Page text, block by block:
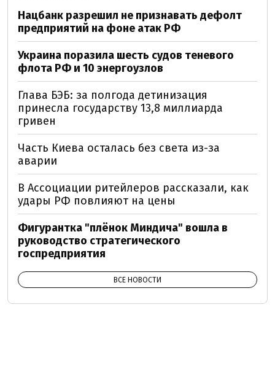
Нацбанк разрешил не признавать дефолт
предприятий на фоне атак РФ
Украина поразила шесть судов теневого
флота РФ и 10 энергоузлов
Глава БЭБ: за полгода детинизация
принесла государству 13,8 миллиарда
гривен
Часть Киева осталась без света из-за
аварии
В Ассоциации ритейлеров рассказали, как
удары РФ повлияют на цены
Фигурантка "плёнок Миндича" вошла в
руководство стратегического
госпредприятия
ВСЕ НОВОСТИ